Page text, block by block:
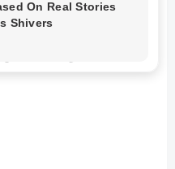
di
&